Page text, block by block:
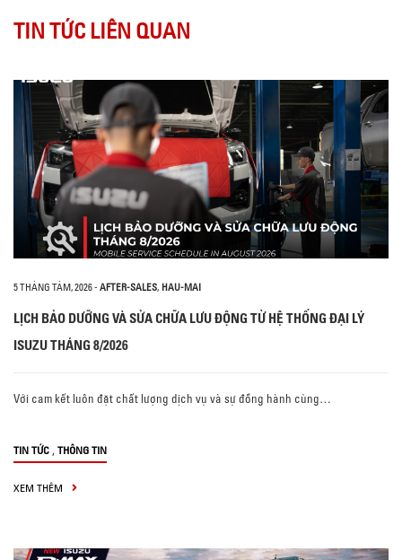
TIN TỨC LIÊN QUAN
5 THÁNG TÁM, 2026- AFTER-SALES, HAU-MAI
LỊCH BẢO DƯỠNG VÀ SỬA CHỮA LƯU ĐỘNG TỪ HỆ THỐNG ĐẠI LÝ
ISUZU THÁNG 8/2026
Với cam kết luôn đặt chất lượng dịch vụ và sự đồng hành cùng…
TIN TỨC , THÔNG TIN
XEM THÊM